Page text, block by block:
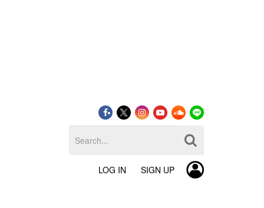
LOG IN SIGN UP